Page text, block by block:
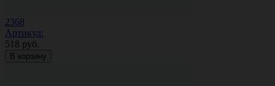
2368
Артикул:
518 руб.
В корзину